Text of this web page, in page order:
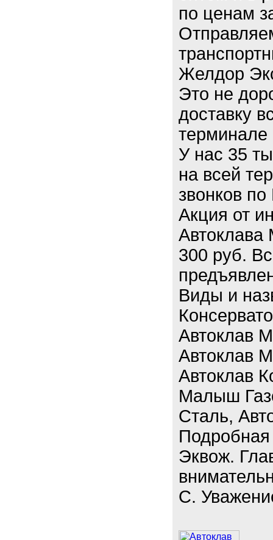
по ценам
Желдор
Это не
доставку
терминале
У нас 35
на всей
звонков
Акция от
Автоклава
300 руб.
Виды и
Автоклав
Автоклав
Автоклав
Малыш
Сталь,
Эквож.
С.